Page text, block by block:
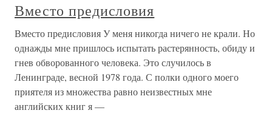
Вместо предисловия
Вместо предисловия У меня никогда ничего не крали. Но
однажды мне пришлось испытать растерянность, обиду и
гнев обворованного человека. Это случилось в
Ленинграде, весной 1978 года. С полки одного моего
приятеля из множества равно неизвестных мне
английских книг я —